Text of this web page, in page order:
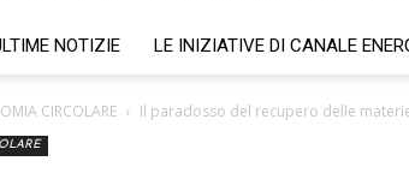
NOTIZIE LE INIZIATIVE DI CANALE
CIRCOLARE Il paradosso del recupero delle